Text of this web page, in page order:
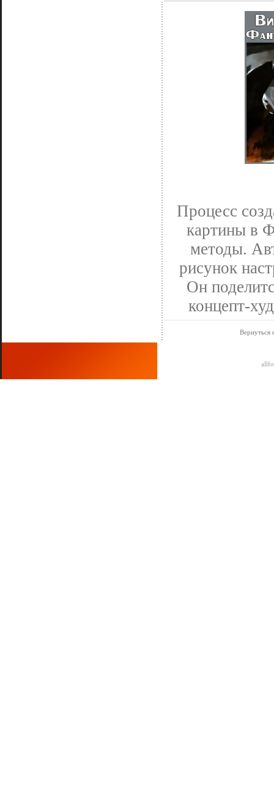
Процесс
картины в
методы.
рисунок
Он
концепт-
Вернуться